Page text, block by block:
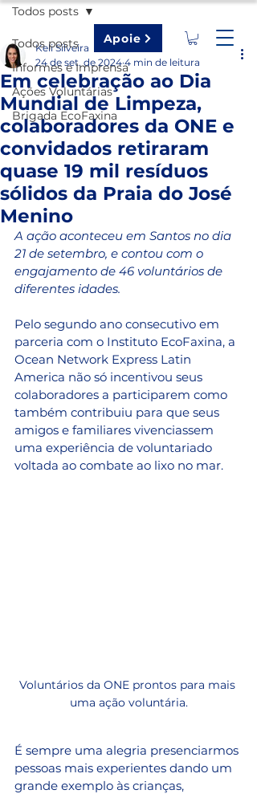
Apoie
Todos posts
Informes e Imprensa
Ações Voluntárias
Brigada EcoFaxina
Todos posts
Em celebração ao Dia
Mundial de Limpeza,
colaboradores da ONE e
convidados retiraram
quase 19 mil resíduos
sólidos da Praia do José
Menino
Keli Silveira
24 de set. de 2024 4 min de leitura
A ação aconteceu em Santos no dia
21 de setembro, e contou com o
engajamento de 46 voluntários de
diferentes idades.
Pelo segundo ano consecutivo em
parceria com o Instituto EcoFaxina, a
Ocean Network Express Latin
America não só incentivou seus
colaboradores a participarem como
também contribuiu para que seus
amigos e familiares vivenciassem
uma experiência de voluntariado
voltada ao combate ao lixo no mar.
Voluntários da ONE prontos para mais
uma ação voluntária.
É sempre uma alegria presenciarmos
pessoas mais experientes dando um
grande exemplo às crianças,